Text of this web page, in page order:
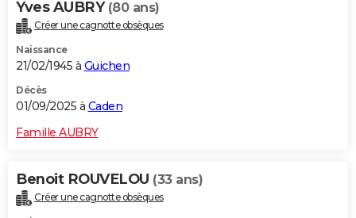
Yves AUBRY (80 ans)
Créer une cagnotte obsèques
Naissance
21/02/1945 à Guichen
Décès
01/09/2025 à Caden
Famille AUBRY
Benoit ROUVELOU (33 ans)
Créer une cagnotte obsèques